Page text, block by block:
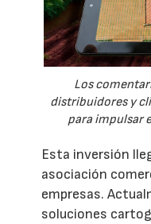
Los
distribuidores y
para impulsar
Esta inversión
asociación
empresas.
soluciones